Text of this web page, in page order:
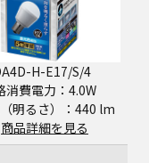
H-E17/S/4
消費電力：4.0W
明るさ）：440 lm
商品詳細を見る